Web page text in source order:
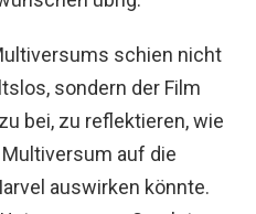
schien nicht
sondern der Film
bei, zu reflektieren, wie
auf die
auswirken könnte.